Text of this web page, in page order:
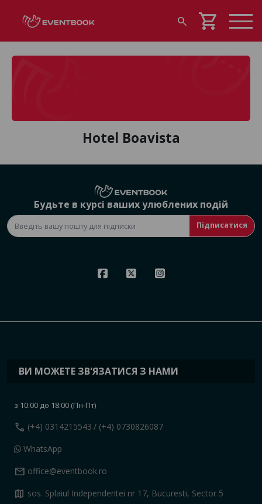
search shopping_cart
Hotel Boavista
Будьте в курсі ваших улюблених подій
Підписатися
ВИ МОЖЕТЕ ЗВ'ЯЗАТИСЯ З НАМИ
з 10:00 до 18:00 (Пн-Пт)
call (+4) 0314215543 / (+4) 0730826087
WhatsApp
mail office@eventbook.ro
map sos. Splaiul Independentei nr 17, Bucuresti, Sector 5